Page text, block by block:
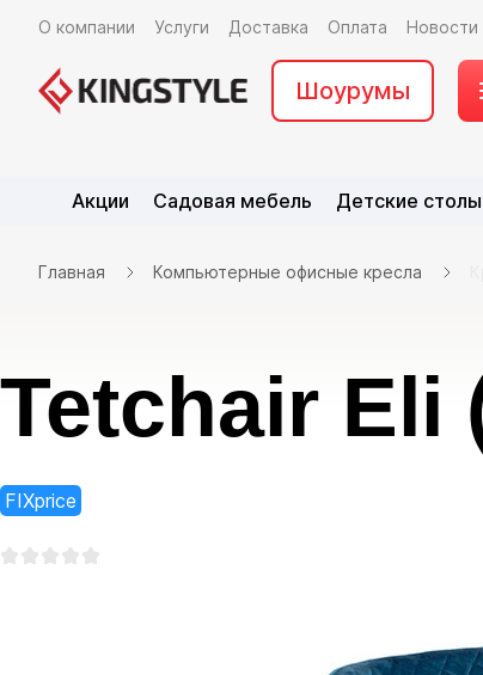
О компании Услуги Доставка Оплата Новости
Шоурумы
Акции Садовая мебель Детские
Главная Компьютерные офисные кресла
Tetchair Eli
FIXprice